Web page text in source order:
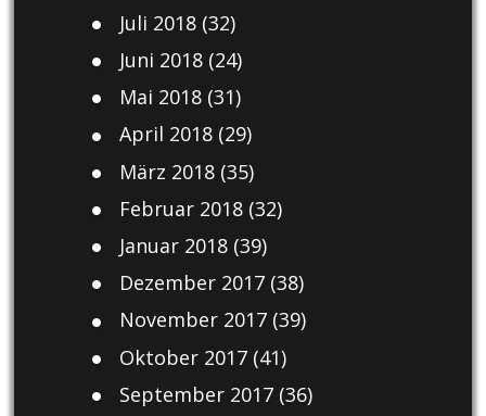
Juli 2018(32)
Juni 2018(24)
Mai 2018(31)
April 2018(29)
März 2018(35)
Februar 2018(32)
Januar 2018(39)
Dezember 2017(38)
November 2017(39)
Oktober 2017(41)
September 2017(36)